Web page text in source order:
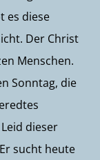
es diese
Der Christ
Menschen.
Sonntag, die
dieser
sucht heute